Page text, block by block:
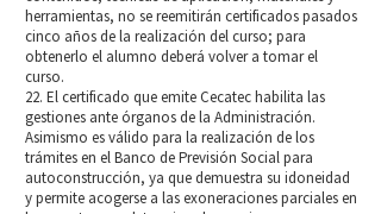
herramientas, no se reemitirán certificados pasados
cinco años de la realización del curso; para
obtenerlo el alumno deberá volver a tomar el
curso.
22. El certificado que emite Cecatec habilita las
gestiones ante órganos de la Administración.
Asimismo es válido para la realización de los
trámites en el Banco de Previsión Social para
autoconstrucción, ya que demuestra su idoneidad
y permite acogerse a las exoneraciones parciales en